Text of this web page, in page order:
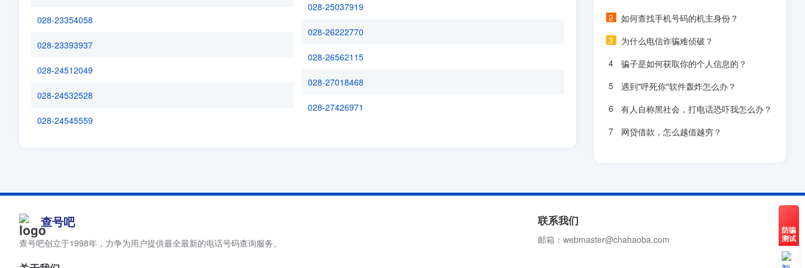
028-23354058
028-23393937
028-24512049
028-24532528
028-24545559
028-25037919
028-26222770
028-26562115
028-27018468
028-27426971
如何查找手机号码的机主身份？
为什么电信诈骗难侦破？
骗子是如何获取你的个人信息的？
遇到"呼死你"软件轰炸怎么办？
有人自称黑社会，打电话恐吓我怎么办？
网贷借款，怎么越借越穷？
查号吧
查号吧创立于1998年，力争为用户提供最全最新的电话号码查询服务。
联系我们
邮箱：webmaster@chahaoba.com
防骗
测试